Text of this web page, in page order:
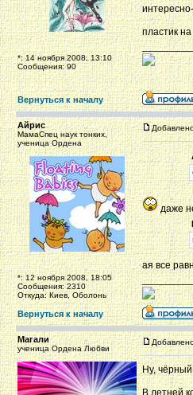
*: 14 ноября 2008, 13:10
Сообщения: 90
пластик
Вернуться к началу
Айрис
МамаСпец наук тонких,
ученица Ордена
*: 12 ноября 2008, 18:05
Сообщения: 2310
Откуда: Киев, Оболонь
даже
ая все
Вернуться к началу
Магали
ученица Ордена Любви
Ну, чёрный
В летней